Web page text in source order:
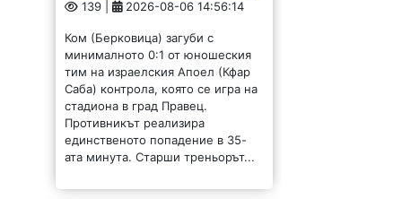
минималното 0:1 от юношеския
тим на израелския Апоел (Кфар
Саба) контрола, която се игра на
стадиона в град Правец.
Противникът реализира
единственото попадение в 35-
ата минута. Старши треньорът...